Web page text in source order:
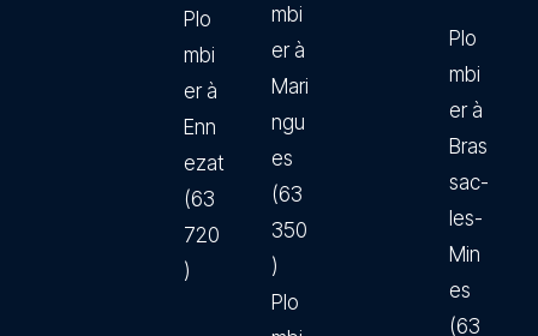
Plo
mbi
er à
Enn
ezat
(63
720
)
mbi
er à
Mari
ngu
es
(63
350
)
Plo
Plo
mbi
er à
Bras
sac-
les-
Min
es
(63